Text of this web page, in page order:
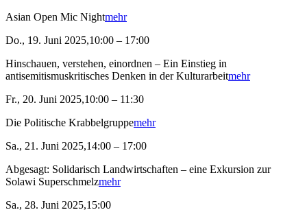
Asian Open Mic Nightmehr
Do., 19. Juni 2025,10:00 – 17:00
Hinschauen, verstehen, einordnen – Ein Einstieg in
antisemitismuskritisches Denken in der Kulturarbeitmehr
Fr., 20. Juni 2025,10:00 – 11:30
Die Politische Krabbelgruppemehr
Sa., 21. Juni 2025,14:00 – 17:00
Abgesagt: Solidarisch Landwirtschaften – eine Exkursion zur
Solawi Superschmelzmehr
Sa., 28. Juni 2025,15:00